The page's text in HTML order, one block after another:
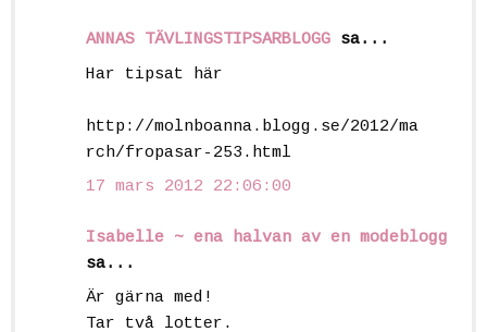
ANNAS TÄVLINGSTIPSARBLOGG sa...
Har tipsat här
http://molnboanna.blogg.se/2012/ma
rch/fropasar-253.html
17 mars 2012 22:06:00
Isabelle ~ ena halvan av en modeblogg
sa...
Är gärna med!
Tar två lotter.